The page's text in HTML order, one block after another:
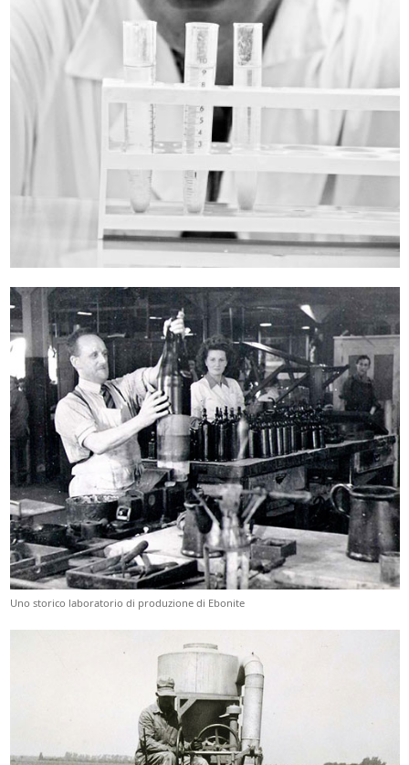
Uno storico laboratorio di produzione di Ebonite